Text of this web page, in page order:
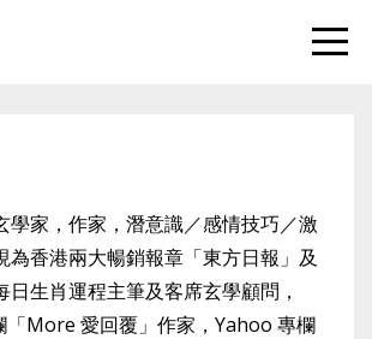
學家，作家，潛意識／感情技巧／激
為香港兩大暢銷報章「東方日報」及
日生肖運程主筆及客席玄學顧問，
More 愛回覆」作家，Yahoo 專欄